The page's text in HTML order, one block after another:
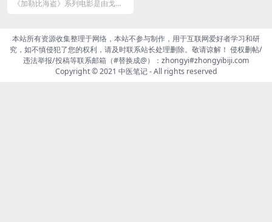
《加勒比海盗》系列电影是由戈尔·
本站所有资源收集整理于网络，本站不参与制作，用于互联网爱好者学习和研
究，如不慎侵犯了您的权利，请及时联系站长处理删除。敬请谅解！ 侵权删帖/
违法举报/投稿等联系邮箱（#替换成@）：zhongyi#zhongyibiji.com
Copyright © 2021 中医笔记- All rights reserved